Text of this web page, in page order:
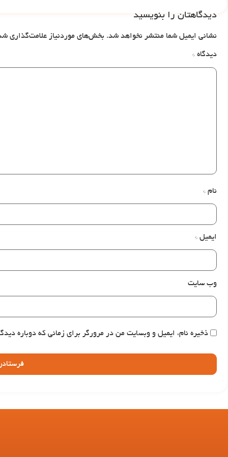
دیدگاهتان را بنویسید
نشانی ایمیل شما منتشر نخواهد شد. بخش‌های موردنیاز علامت‌گذاری
دیدگاه *
نام *
ایمیل *
وب‌ سایت
ذخیره نام، ایمیل و وبسایت من در مرورگر برای زمانی که دوباره